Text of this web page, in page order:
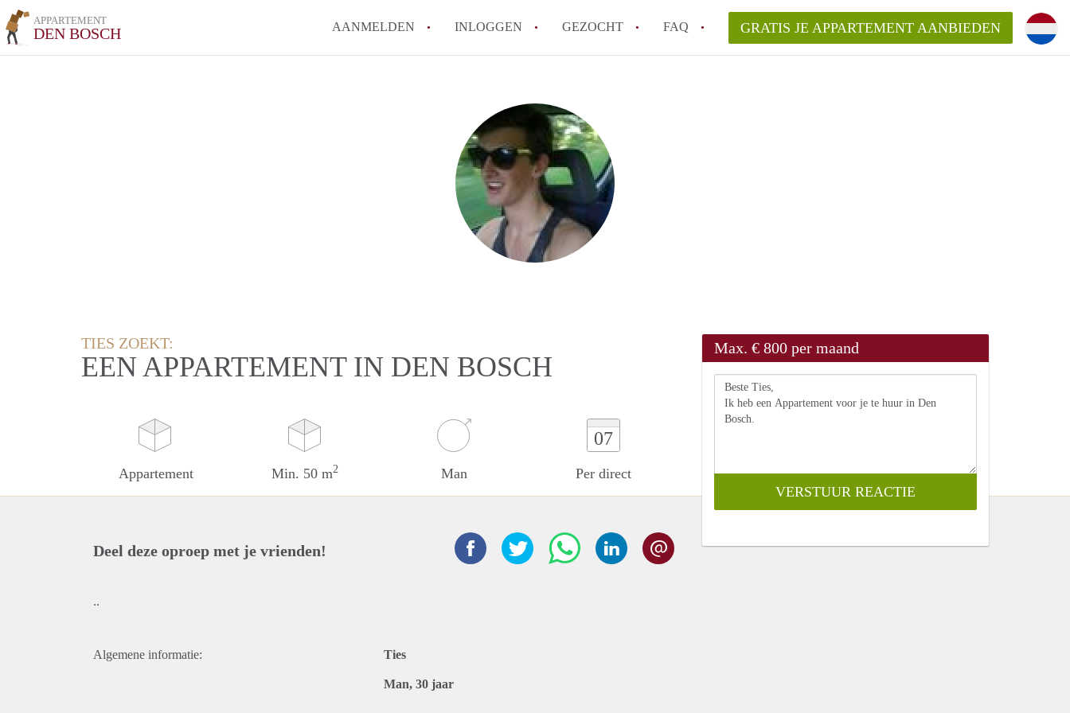
APPARTEMENT
DEN BOSCH AANMELDEN INLOGGEN GEZOCHT FAQ
How to translate AppartementDenBosch!
Wat is AppartementDenBosch?
Hoeveel kost het om te reageren op een Appartement in Den Bosch?
Wat is de privacyverklaring van AppartementDenBosch?
Berekent AppartementDenBosch
makelaarsvergoeding/bemiddelingsvergoeding?
Alle veelgestelde vragen
GRATIS JE APPARTEMENT AANBIEDEN
TIES ZOEKT:
EEN APPARTEMENT IN DEN BOSCH
Appartement Min. 50 m2 Man
07
Per direct
Max. € 800 per maand
Deel deze oproep met je vrienden!
..
Algemene informatie: Ties
Man, 30 jaar